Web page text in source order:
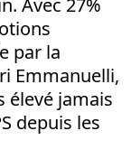
Avec 27%
par la
Emmanuelli,
élevé jamais
depuis les